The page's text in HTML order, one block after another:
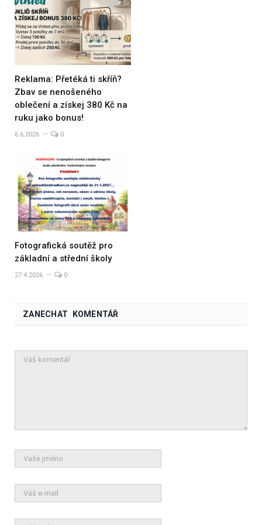
Reklama: Přetéká ti skříň?
Zbav se nenošeného
oblečení a získej 380 Kč na
ruku jako bonus!
6.6.2026 0
Fotografická soutěž pro
základní a střední školy
27.4.2026 0
ZANECHAT KOMENTÁŘ